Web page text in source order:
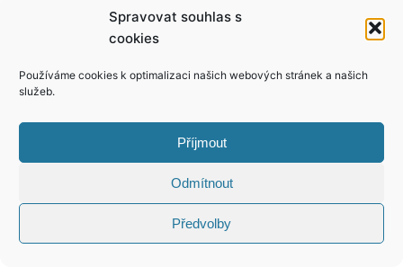
Spravovat souhlas s
cookies
Používáme cookies k optimalizaci našich webových stránek a našich
služeb.
Příjmout
Odmítnout
Předvolby
Hvězda světového lyžování Lindsey Vonn už Woodse neřeší! Takhle jí to slušelo! Míša Kuklová si nařízla dort a odřízla dovolenou!
KONTAKT
Reserved